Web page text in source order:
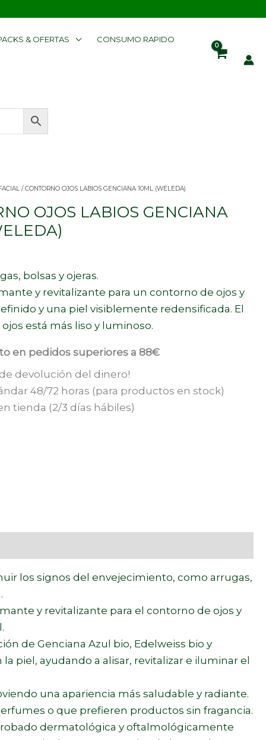
& OFERTAS CONSUMO RAPIDO
/ CONTORNO OJOS LABIOS GENCIANA 10ML (WELEDA)
OJOS LABIOS GENCIANA
bolsas y ojeras.
y revitalizante para un contorno de ojos y
y una piel visiblemente redensificada. El
está más liso y luminoso.
en pedidos superiores a 88€
de devolución del dinero!
48/72 horas (para productos en stock)
tienda (2/3 días hábiles)
los signos del envejecimiento, como arrugas,
y revitalizante para el contorno de ojos y
de Genciana Azul bio, Edelweiss bio y
piel, ayudando a alisar, revitalizar e iluminar el
una apariencia más saludable y radiante.
o que prefieren productos sin fragancia.
dermatológica y oftalmológicamente